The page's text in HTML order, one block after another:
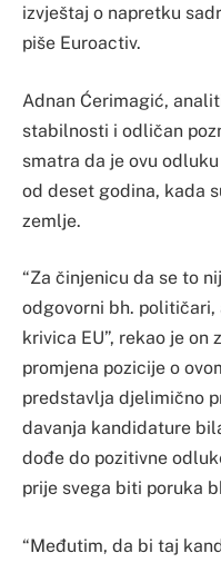
izvještaj o napretku
piše Euroactiv.
Adnan Ćerimagić,
stabilnosti i odličan
smatra da je ovu
od deset godina, kada
zemlje.
“Za činjenicu da se to
odgovorni bh.
krivica EU”, rekao je on
promjena pozicije o
predstavlja djelimično
davanja kandidature
dođe do pozitivne
prije svega biti poruka
“Međutim, da bi taj